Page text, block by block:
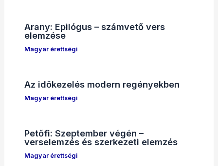
Arany: Epilógus – számvető vers
elemzése
Magyar érettségi
Az időkezelés modern regényekben
Magyar érettségi
Petőfi: Szeptember végén –
verselemzés és szerkezeti elemzés
Magyar érettségi